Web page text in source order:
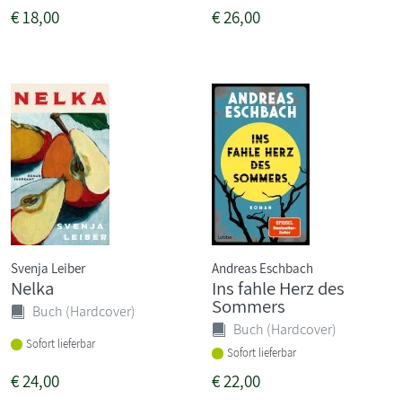
€18,00 €26,00
Svenja Leiber
Nelka
Buch (Hardcover)
Sofort lieferbar
€24,00
Andreas Eschbach
Ins fahle Herz des
Sommers
Buch (Hardcover)
Sofort lieferbar
€22,00